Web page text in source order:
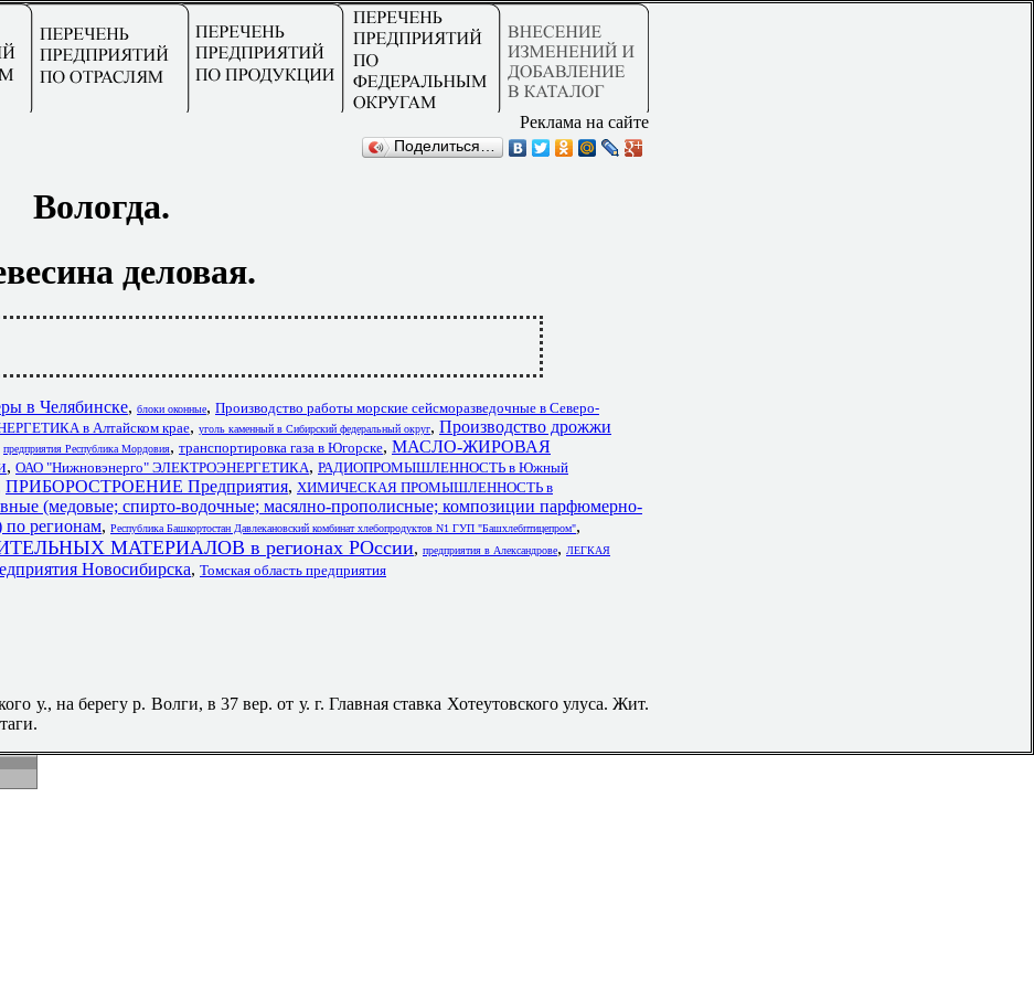
Реклама на сайте
Поделиться…
Вологда.
деловая.
в Челябинске, блоки оконные, Производство работы морские сейсморазведочные в Северо-
в Алтайском крае, уголь каменный в Сибирский федеральный округ, Производство дрожжи
предприятия Республика Мордовия, транспортировка газа в Югорске, МАСЛО-ЖИРОВАЯ
, ОАО "Нижновэнерго" ЭЛЕКТРОЭНЕРГЕТИКА, РАДИОПРОМЫШЛЕННОСТЬ в Южный
ПРИБОРОСТРОЕНИЕ Предприятия, ХИМИЧЕСКАЯ ПРОМЫШЛЕННОСТЬ в
(медовые; спирто-водочные; масялно-прополисные; композиции парфюмерно-
по регионам, Республика Башкортостан Давлекановский комбинат хлебопродуктов N1 ГУП "Башхлебптицепром",
МАТЕРИАЛОВ в регионах РОссии, предприятия в Александрове, ЛЕГКАЯ
Новосибирска, Томская область предприятия
у., на берегу р. Волги, в 37 вер. от у. г. Главная ставка Хотеутовского улуса. Жит.